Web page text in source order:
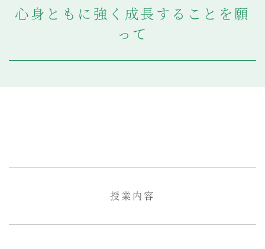
国際交流
平和・共生学習
生徒自主学習団体
心身ともに強く成長することを願
って
授業内容